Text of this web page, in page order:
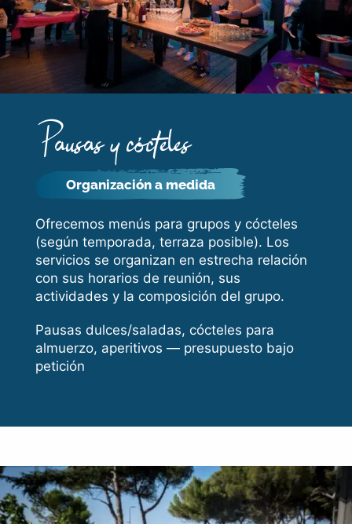
Pausas y cócteles
Organización a medida
Ofrecemos menús para grupos y cócteles
(según temporada, terraza posible). Los
servicios se organizan en estrecha relación
con sus horarios de reunión, sus
actividades y la composición del grupo.
Pausas dulces/saladas, cócteles para
almuerzo, aperitivos — presupuesto bajo
petición